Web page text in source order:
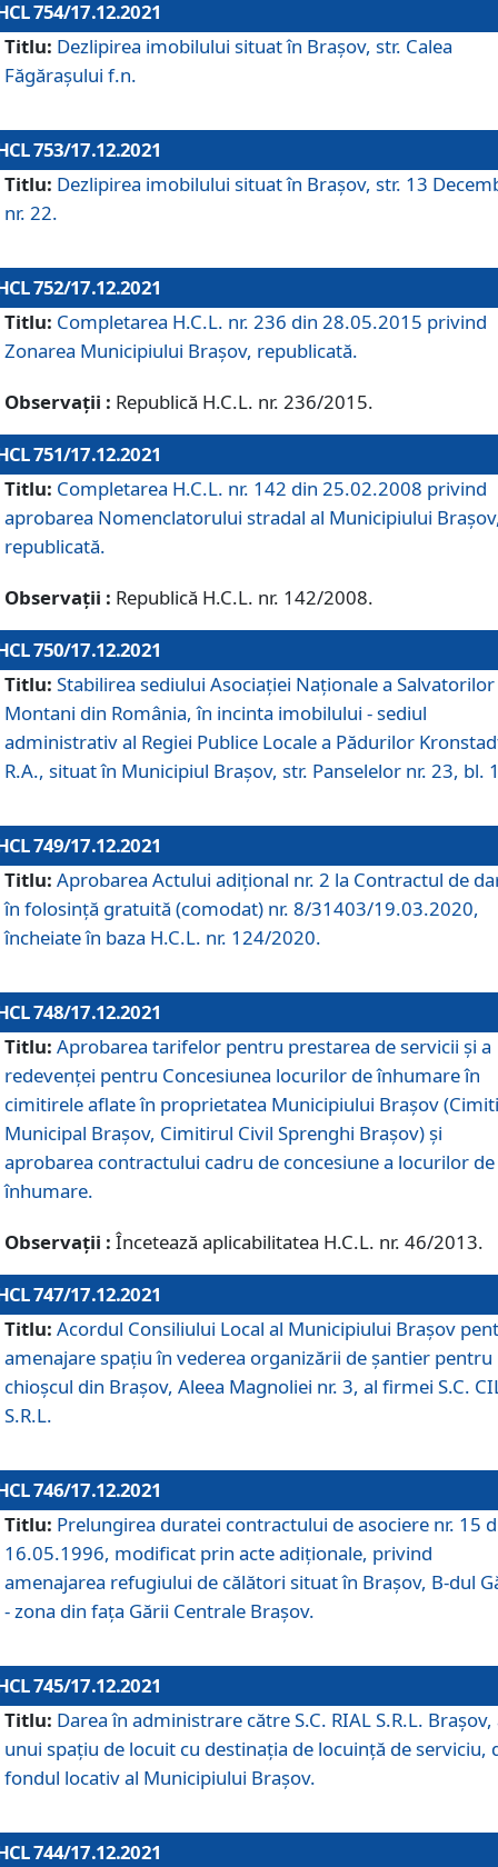
754/17.12.2021
Titlu: Dezlipirea imobilului situat în Brașov, str. Calea
Făgărașului f.n.
753/17.12.2021
Titlu: Dezlipirea imobilului situat în Brașov, str. 13
nr. 22.
752/17.12.2021
Titlu: Completarea H.C.L. nr. 236 din 28.05.2015 privind
Zonarea Municipiului Braşov, republicată.
Observații : Republică H.C.L. nr. 236/2015.
751/17.12.2021
Titlu: Completarea H.C.L. nr. 142 din 25.02.2008 privind
aprobarea Nomenclatorului stradal al Municipiului
republicată.
Observații : Republică H.C.L. nr. 142/2008.
750/17.12.2021
Titlu: Stabilirea sediului Asociației Naționale a Salvatorilor
Montani din România, în incinta imobilului - sediul
administrativ al Regiei Publice Locale a Pădurilor
R.A., situat în Municipiul Braşov, str. Panselelor nr. 23, bl.
749/17.12.2021
Titlu: Aprobarea Actului adițional nr. 2 la Contractul de
în folosință gratuită (comodat) nr. 8/31403/19.03.2020,
încheiate în baza H.C.L. nr. 124/2020.
748/17.12.2021
Titlu: Aprobarea tarifelor pentru prestarea de servicii şi a
redevenţei pentru Concesiunea locurilor de înhumare în
cimitirele aflate în proprietatea Municipiului Braşov
Municipal Braşov, Cimitirul Civil Sprenghi Braşov) şi
aprobarea contractului cadru de concesiune a locurilor de
înhumare.
Observații : Încetează aplicabilitatea H.C.L. nr. 46/2013.
747/17.12.2021
Titlu: Acordul Consiliului Local al Municipiului Braşov
amenajare spațiu în vederea organizării de șantier pentru
chioșcul din Brașov, Aleea Magnoliei nr. 3, al firmei S.C.
S.R.L.
746/17.12.2021
Titlu: Prelungirea duratei contractului de asociere nr. 15
16.05.1996, modificat prin acte adiționale, privind
amenajarea refugiului de călători situat în Brașov, B-dul
- zona din faţa Gării Centrale Brașov.
745/17.12.2021
Titlu: Darea în administrare către S.C. RIAL S.R.L. Brașov,
unui spațiu de locuit cu destinația de locuință de serviciu,
fondul locativ al Municipiului Brașov.
744/17.12.2021